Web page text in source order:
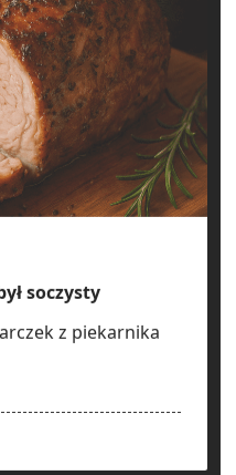
soczysty
z piekarnika